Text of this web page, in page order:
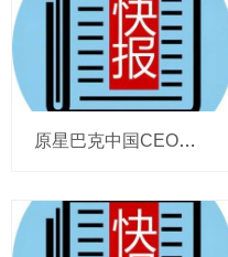
原星巴克中国CEO蔡德粦掌舵恒隆，百胜中国完成必胜客内地所有权收购，泸溪河迎来反转，帝亚吉欧裁减岗位计划发布，秋天第一杯奶茶爆单